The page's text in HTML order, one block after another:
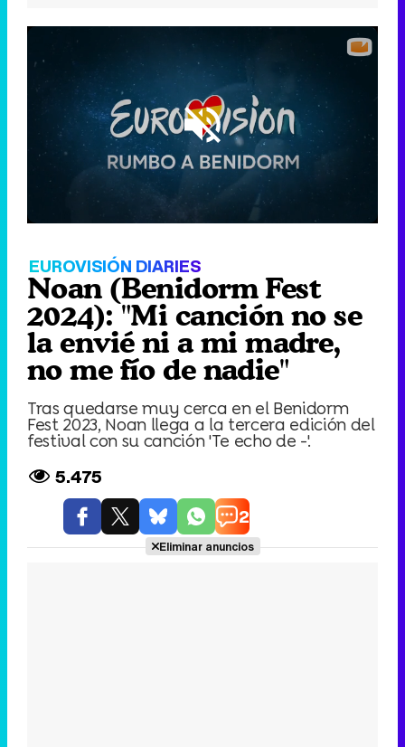
Unmute
Loaded
EUROVISIÓN DIARIES
Noan (Benidorm Fest
2024): "Mi canción no se
la envié ni a mi madre,
no me fío de nadie"
Tras quedarse muy cerca en el Benidorm
Fest 2023, Noan llega a la tercera edición del
festival con su canción 'Te echo de -'.
5.475
2
Eliminar anuncios